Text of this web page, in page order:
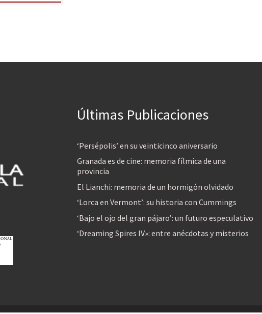
Últimas Publicaciones
‘Persépolis’ en su veinticinco aniversario
Granada es de cine: memoria fílmica de una
provincia
El Lianchi: memoria de un hormigón olvidado
‘Lorca en Vermont’: su historia con Cummings
‘Bajo el ojo del gran pájaro’: un futuro especulativo
‘Dreaming Spires IV»: entre anécdotas y misterios